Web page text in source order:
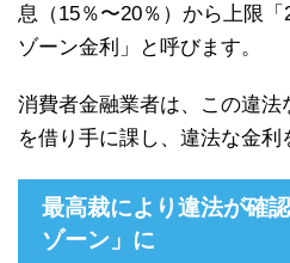
息（15％〜20％）から上限
ゾーン金利」と呼びます。
消費者金融業者は、この違法
を借り手に課し、違法な金利
最高裁により違法が確
ゾーン」に